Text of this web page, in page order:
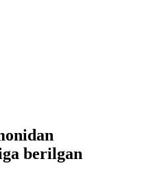
berilgan